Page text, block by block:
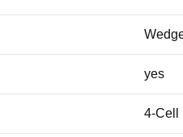
yes
4-Cell